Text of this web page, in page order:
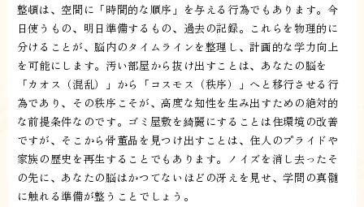
整頓は、空間に「時間的な順序」を与える行為でもあります。今
日使うもの、明日準備するもの、過去の記録。これらを物理的に
分けることが、脳内のタイムラインを整理し、計画的な学力向上
を可能にします。汚い部屋から抜け出すことは、あなたの脳を
「カオス（混乱）」から「コスモス（秩序）」へと移行させる行
為であり、その秩序こそが、高度な知性を生み出すための絶対的
な前提条件なのです。ゴミ屋敷を綺麗にすることは住環境の改善
ですが、そこから骨董品を見つけ出すことは、住人のプライドや
家族の歴史を再生することでもあります。ノイズを消し去ったそ
の先に、あなたの脳はかつてないほどの冴えを見せ、学問の真髄
に触れる準備が整うことでしょう。